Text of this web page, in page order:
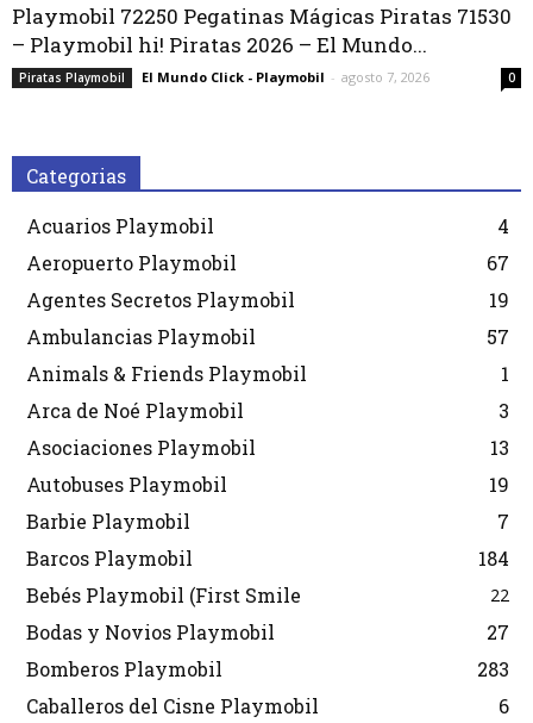
Playmobil 72250 Pegatinas Mágicas Piratas 71530
– Playmobil hi! Piratas 2026 – El Mundo...
Piratas Playmobil El Mundo Click - Playmobil - agosto 7, 2026 0
Categorias
Acuarios Playmobil
4
Aeropuerto Playmobil
67
Agentes Secretos Playmobil
19
Ambulancias Playmobil
57
Animals & Friends Playmobil
1
Arca de Noé Playmobil
3
Asociaciones Playmobil
13
Autobuses Playmobil
19
Barbie Playmobil
7
Barcos Playmobil
184
Bebés Playmobil (First Smile
22
Bodas y Novios Playmobil
27
Bomberos Playmobil
283
Caballeros del Cisne Playmobil
6